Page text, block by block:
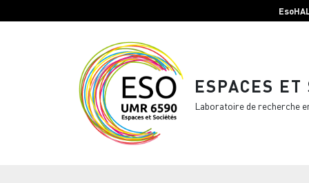
ESPACES ET
Laboratoire de recherche